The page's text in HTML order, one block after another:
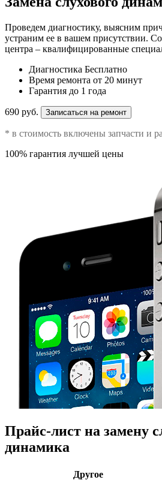
Проведем диагностику, выясним
устраним ее в вашем присутствии.
центра – квалифицированные
Диагностика Бесплатно
Время ремонта от 20 минут
Гарантия до 1 года
690 руб. Записаться на ремонт
* в стоимость включены запчасти и
100% гарантия лучшей цены
Прайс-лист на замену
динамика
Другое